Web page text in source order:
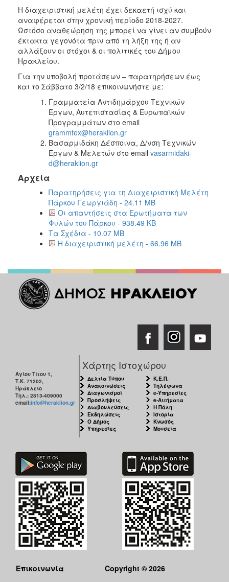
Η διαχειριστική μελέτη έχει δεκαετή ισχύ και
αναφέρεται στην χρονική περίοδο 2018-2027.
Ωστόσο αναθεώρηση της μπορεί να γίνει αν συμβούν
έκτακτα γεγονότα πριν από τη λήξη της ή αν
αλλάξουν οι στόχοι & οι πολιτικές του Δήμου
Ηρακλείου.
Για την υποβολή προτάσεων – παρατηρήσεων έως
και το Σάββατο 3/2/18 επικοινωνήστε με:
Γραμματεία Αντιδημάρχου Τεχνικών
Έργων, Αυτεπιστασίας & Ευρωπαϊκών
Προγραμμάτων στο email
grammtex@heraklion.gr
Βασαρμιδάκη Δέσποινα, Δ/νση Τεχνικών
Έργων & Μελετών στο email vasarmidaki-
d@heraklion.gr
Αρχεία
Παρατηρήσεις για τη Διαχειριστική Μελέτη
Πάρκου Γεωργιάδη - 24.11 MB
Οι απαντήσεις στα Ερωτήματα των
Φυλών του Πάρκου - 938.49 KB
Τα Σχέδια - 10.07 MB
Η διαχειριστική μελέτη - 66.96 MB
Αγίου Τίτου 1,
Τ.Κ. 71202,
Ηράκλειο
Τηλ.: 2813-409000
email:info@heraklion.gr
Χάρτης Ιστοχώρου
Δελτία Τύπου
Ανακοινώσεις
Διαγωνισμοί
Προσλήψεις
Διαβουλεύσεις
Εκδηλώσεις
Ο Δήμος
Υπηρεσίες
Κ.Ε.Π.
Τηλέφωνα
e-Υπηρεσίες
e-Αιτήματα
Η Πόλη
Ιστορία
Κνωσός
Μουσεία
Επικοινωνία Copyright © 2026